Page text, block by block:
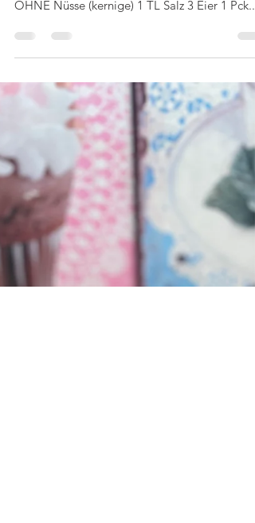
Mamas Lifestyle-Blog
Super leckeres
Haferflockenbrot
Zutaten: 200g Apfel 500g Griechischer Joghurt
250g Haferflocken (zarte) 250g Früchtemüsli
OHNE Nüsse (kernige) 1 TL Salz 3 Eier 1 Pck...